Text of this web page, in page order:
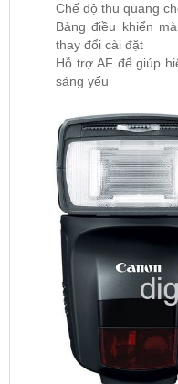
Chế độ thu quang
Bảng điều khiển
thay đổi cài đặt
Hỗ trợ AF để giúp
sáng yếu